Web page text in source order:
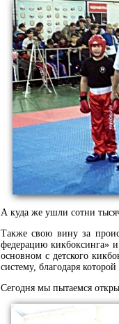
А куда же ушли сотни
Также свою вину за
федерацию кикбоксинга»
основном с детского
систему, благодаря
Сегодня мы пытаемся